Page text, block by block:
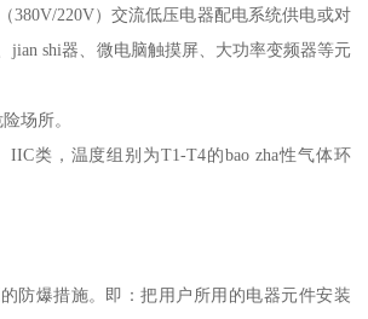
380V/220V）交流低压电器配电系统供电或对
jian shi器、微电脑触摸屏、大功率变频器等元
场所。
类，温度组别为T1-T4的bao zha性气体环
防爆措施。即：把用户所用的电器元件安装